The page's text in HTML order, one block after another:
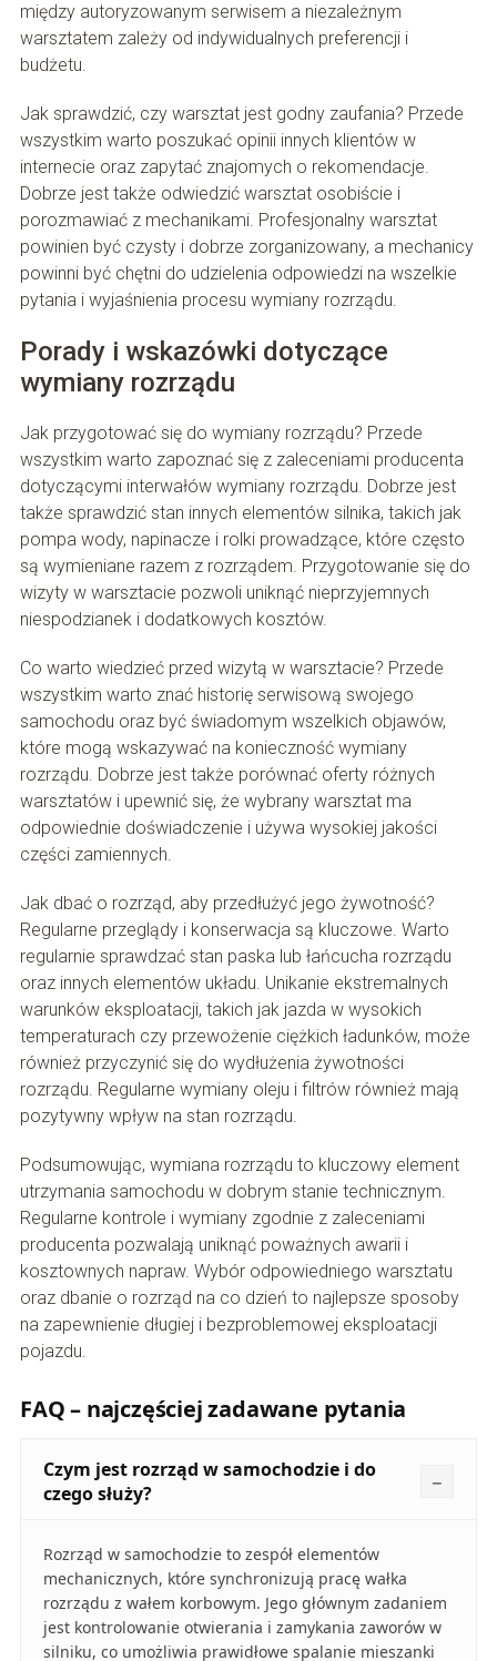
między autoryzowanym serwisem a niezależnym
warsztatem zależy od indywidualnych preferencji i
budżetu.
Jak sprawdzić, czy warsztat jest godny zaufania? Przede
wszystkim warto poszukać opinii innych klientów w
internecie oraz zapytać znajomych o rekomendacje.
Dobrze jest także odwiedzić warsztat osobiście i
porozmawiać z mechanikami. Profesjonalny warsztat
powinien być czysty i dobrze zorganizowany, a mechanicy
powinni być chętni do udzielenia odpowiedzi na wszelkie
pytania i wyjaśnienia procesu wymiany rozrządu.
Porady i wskazówki dotyczące
wymiany rozrządu
Jak przygotować się do wymiany rozrządu? Przede
wszystkim warto zapoznać się z zaleceniami producenta
dotyczącymi interwałów wymiany rozrządu. Dobrze jest
także sprawdzić stan innych elementów silnika, takich jak
pompa wody, napinacze i rolki prowadzące, które często
są wymieniane razem z rozrządem. Przygotowanie się do
wizyty w warsztacie pozwoli uniknąć nieprzyjemnych
niespodzianek i dodatkowych kosztów.
Co warto wiedzieć przed wizytą w warsztacie? Przede
wszystkim warto znać historię serwisową swojego
samochodu oraz być świadomym wszelkich objawów,
które mogą wskazywać na konieczność wymiany
rozrządu. Dobrze jest także porównać oferty różnych
warsztatów i upewnić się, że wybrany warsztat ma
odpowiednie doświadczenie i używa wysokiej jakości
części zamiennych.
Jak dbać o rozrząd, aby przedłużyć jego żywotność?
Regularne przeglądy i konserwacja są kluczowe. Warto
regularnie sprawdzać stan paska lub łańcucha rozrządu
oraz innych elementów układu. Unikanie ekstremalnych
warunków eksploatacji, takich jak jazda w wysokich
temperaturach czy przewożenie ciężkich ładunków, może
również przyczynić się do wydłużenia żywotności
rozrządu. Regularne wymiany oleju i filtrów również mają
pozytywny wpływ na stan rozrządu.
Podsumowując, wymiana rozrządu to kluczowy element
utrzymania samochodu w dobrym stanie technicznym.
Regularne kontrole i wymiany zgodnie z zaleceniami
producenta pozwalają uniknąć poważnych awarii i
kosztownych napraw. Wybór odpowiedniego warsztatu
oraz dbanie o rozrząd na co dzień to najlepsze sposoby
na zapewnienie długiej i bezproblemowej eksploatacji
pojazdu.
FAQ – najczęściej zadawane pytania
Czym jest rozrząd w samochodzie i do
czego służy?
Rozrząd w samochodzie to zespół elementów
mechanicznych, które synchronizują pracę wałka
rozrządu z wałem korbowym. Jego głównym zadaniem
jest kontrolowanie otwierania i zamykania zaworów w
silniku, co umożliwia prawidłowe spalanie mieszanki